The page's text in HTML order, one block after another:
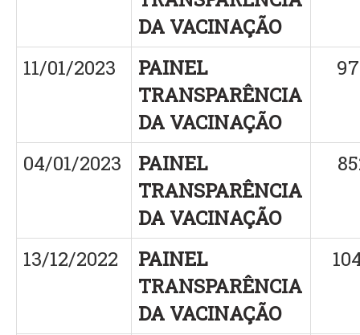
DA VACINAÇÃO
11/01/2023
PAINEL
TRANSPARÊNCIA
DA VACINAÇÃO
04/01/2023
PAINEL
TRANSPARÊNCIA
DA VACINAÇÃO
13/12/2022
PAINEL
TRANSPARÊNCIA
DA VACINAÇÃO